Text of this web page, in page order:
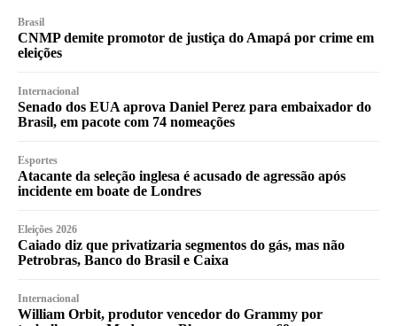
Brasil
CNMP demite promotor de justiça do Amapá por crime em
eleições
Internacional
Senado dos EUA aprova Daniel Perez para embaixador do
Brasil, em pacote com 74 nomeações
Esportes
Atacante da seleção inglesa é acusado de agressão após
incidente em boate de Londres
Eleições 2026
Caiado diz que privatizaria segmentos do gás, mas não
Petrobras, Banco do Brasil e Caixa
Internacional
William Orbit, produtor vencedor do Grammy por